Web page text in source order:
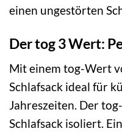
einen ungestörten
Der tog 3 Wert:
Mit einem tog-Wert
Schlafsack ideal für
Jahreszeiten. Der
Schlafsack isoliert.